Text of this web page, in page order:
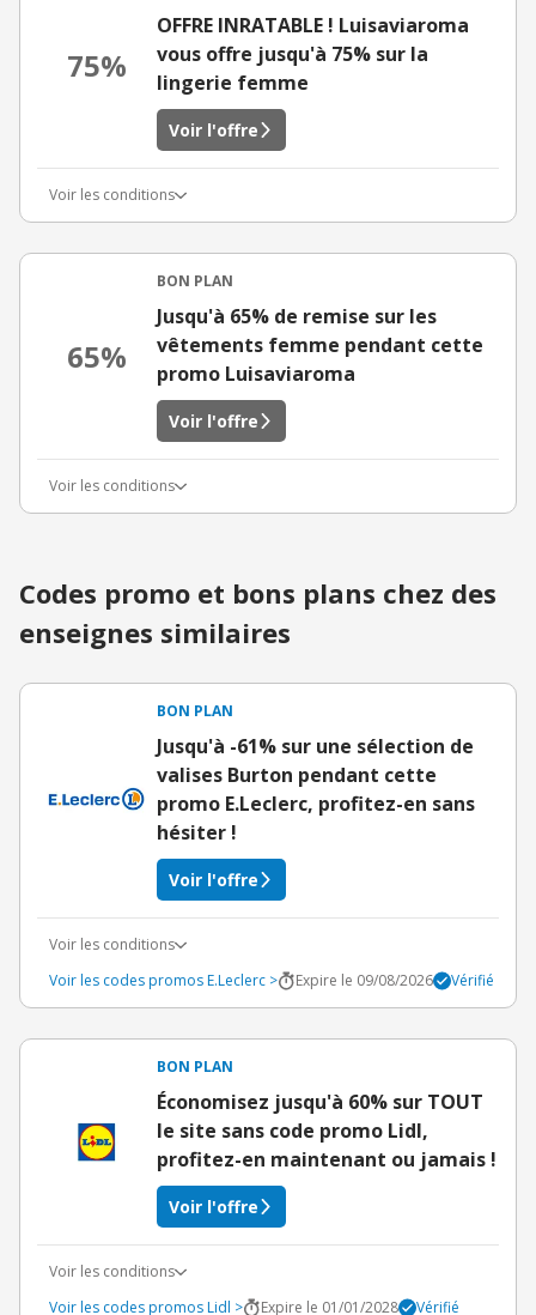
75%
OFFRE INRATABLE ! Luisaviaroma
vous offre jusqu'à 75% sur la
lingerie femme
Voir l'offre
Voir les conditions
65%
BON PLAN
Jusqu'à 65% de remise sur les
vêtements femme pendant cette
promo Luisaviaroma
Voir l'offre
Voir les conditions
Codes promo et bons plans chez des
enseignes similaires
BON PLAN
Jusqu'à -61% sur une sélection de
valises Burton pendant cette
promo E.Leclerc, profitez-en sans
hésiter !
Voir l'offre
Voir les conditions
Voir les codes promos E.Leclerc >
Expire le 09/08/2026 Vérifié
BON PLAN
Économisez jusqu'à 60% sur TOUT
le site sans code promo Lidl,
profitez-en maintenant ou jamais !
Voir l'offre
Voir les conditions
Voir les codes promos Lidl >
Expire le 01/01/2028 Vérifié